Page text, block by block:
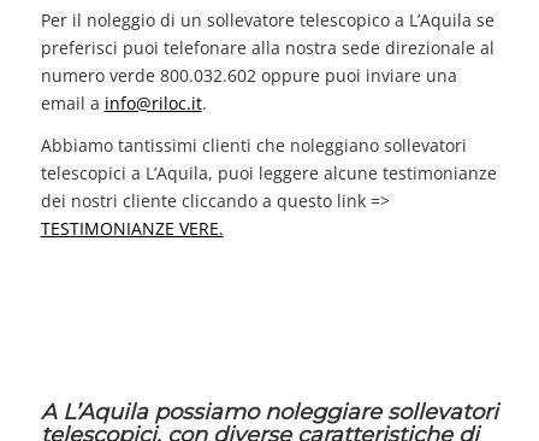
Per il noleggio di un sollevatore telescopico a L’Aquila se
preferisci puoi telefonare alla nostra sede direzionale al
numero verde 800.032.602 oppure puoi inviare una
email a info@riloc.it.
Abbiamo tantissimi clienti che noleggiano sollevatori
telescopici a L’Aquila, puoi leggere alcune testimonianze
dei nostri cliente cliccando a questo link =>
TESTIMONIANZE VERE.
A L’Aquila possiamo noleggiare sollevatori
telescopici, con diverse caratteristiche di